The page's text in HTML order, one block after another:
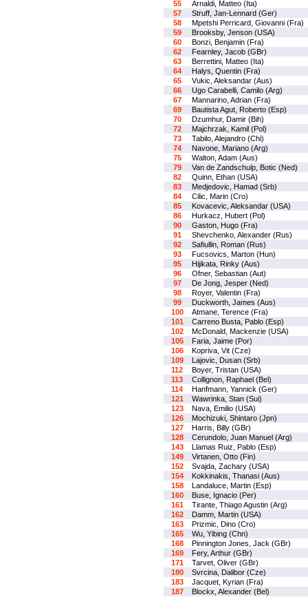
55
Arnaldi, Matteo (Ita)
57
Struff, Jan-Lennard (Ger)
58
Mpetshi Perricard, Giovanni (Fra)
59
Brooksby, Jenson (USA)
60
Bonzi, Benjamin (Fra)
62
Fearnley, Jacob (GBr)
63
Berrettini, Matteo (Ita)
64
Halys, Quentin (Fra)
65
Vukic, Aleksandar (Aus)
66
Ugo Carabelli, Camilo (Arg)
67
Mannarino, Adrian (Fra)
69
Bautista Agut, Roberto (Esp)
70
Dzumhur, Damir (Bih)
72
Majchrzak, Kamil (Pol)
73
Tabilo, Alejandro (Chi)
74
Navone, Mariano (Arg)
75
Walton, Adam (Aus)
79
Van de Zandschulp, Botic (Ned)
82
Quinn, Ethan (USA)
83
Medjedovic, Hamad (Srb)
84
Cilic, Marin (Cro)
85
Kovacevic, Aleksandar (USA)
86
Hurkacz, Hubert (Pol)
90
Gaston, Hugo (Fra)
91
Shevchenko, Alexander (Rus)
92
Safiullin, Roman (Rus)
93
Fucsovics, Marton (Hun)
95
Hijikata, Rinky (Aus)
96
Ofner, Sebastian (Aut)
97
De Jong, Jesper (Ned)
98
Royer, Valentin (Fra)
99
Duckworth, James (Aus)
100
Atmane, Terence (Fra)
101
Carreno Busta, Pablo (Esp)
102
McDonald, Mackenzie (USA)
105
Faria, Jaime (Por)
106
Kopriva, Vit (Cze)
109
Lajovic, Dusan (Srb)
112
Boyer, Tristan (USA)
113
Collignon, Raphael (Bel)
114
Hanfmann, Yannick (Ger)
121
Wawrinka, Stan (Sui)
123
Nava, Emilio (USA)
126
Mochizuki, Shintaro (Jpn)
127
Harris, Billy (GBr)
128
Cerundolo, Juan Manuel (Arg)
143
Llamas Ruiz, Pablo (Esp)
149
Virtanen, Otto (Fin)
152
Svajda, Zachary (USA)
154
Kokkinakis, Thanasi (Aus)
158
Landaluce, Martin (Esp)
160
Buse, Ignacio (Per)
161
Tirante, Thiago Agustin (Arg)
162
Damm, Martin (USA)
163
Prizmic, Dino (Cro)
165
Wu, Yibing (Chn)
168
Pinnington Jones, Jack (GBr)
169
Fery, Arthur (GBr)
171
Tarvet, Oliver (GBr)
180
Svrcina, Dalibor (Cze)
183
Jacquet, Kyrian (Fra)
187
Blockx, Alexander (Bel)